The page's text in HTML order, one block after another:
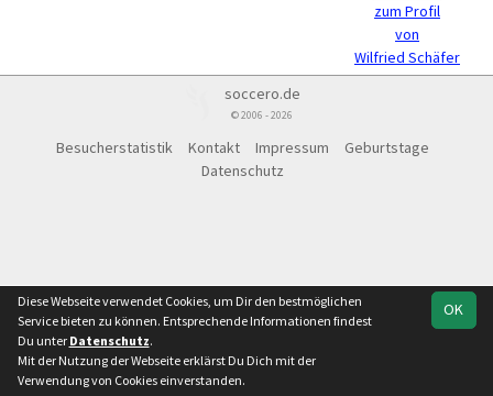
zum Profil
von
Wilfried Schäfer
soccero.de
© 2006 - 2026
Besucherstatistik Kontakt Impressum
Geburtstage
Datenschutz
OK
Diese Webseite verwendet Cookies, um Dir den bestmöglichen
Service bieten zu können. Entsprechende Informationen findest
Du unter Datenschutz.
Mit der Nutzung der Webseite erklärst Du Dich mit der
Verwendung von Cookies einverstanden.